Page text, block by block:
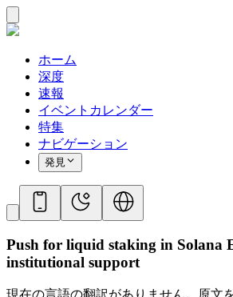
ホーム
深度
速報
イベントカレンダー
特集
ナビゲーション
発見
Push for liquid staking in Solana
institutional support
現在の言語の翻訳がありません。原文